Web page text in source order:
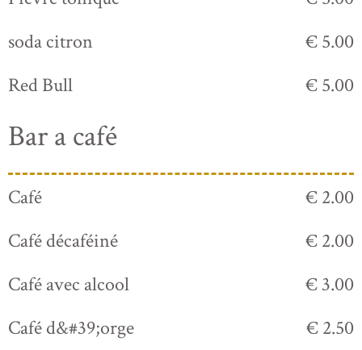
soda citron
€ 5.00
Red Bull
€ 5.00
Bar a café
Café
€ 2.00
Café décaféiné
€ 2.00
Café avec alcool
€ 3.00
Café d&#39;orge
€ 2.50